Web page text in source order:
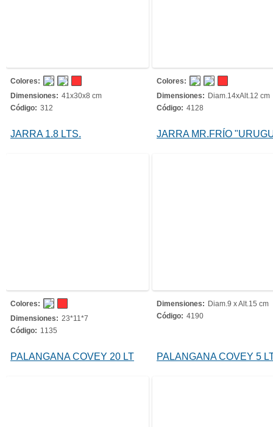
Colores:
Dimensiones: 41x30x8 cm
Código: 312
Colores:
Dimensiones: Diam.14xAlt.12 cm
Código: 4128
JARRA 1.8 LTS.
Colores:
Dimensiones: 23*11*7
Código: 1135
JARRA MR.FRÍO
Dimensiones: Diam.9 x Alt.15 cm
Código: 4190
PALANGANA COVEY 20 LT PALANGANA COVEY 5